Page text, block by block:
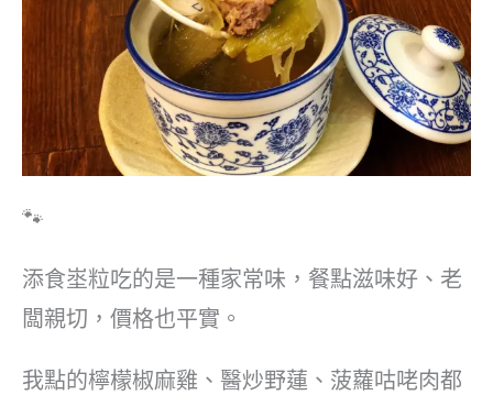
🐾
添食埊粒吃的是一種家常味，餐點滋味好、老
闆親切，價格也平實。
我點的檸檬椒麻雞、醫炒野蓮、菠蘿咕咾肉都